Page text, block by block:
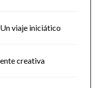
viaje iniciático
creativa